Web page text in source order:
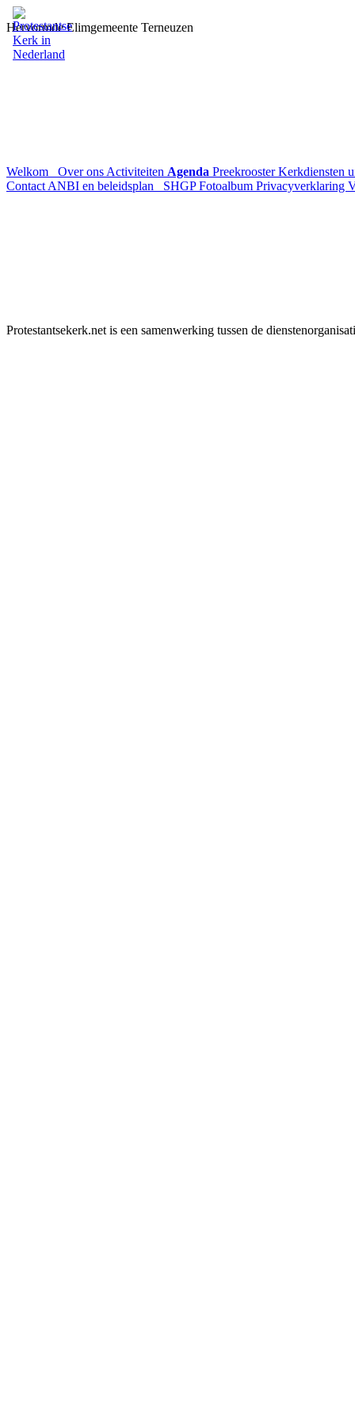
Hervormde Elimgemeente Terneuzen
Welkom Over ons Activiteiten Agenda PreekroosterKerkdiensten
Contact ANBI en beleidsplan SHGPFotoalbum Privacyverklaring
Protestantsekerk.net is een samenwerking tussen de